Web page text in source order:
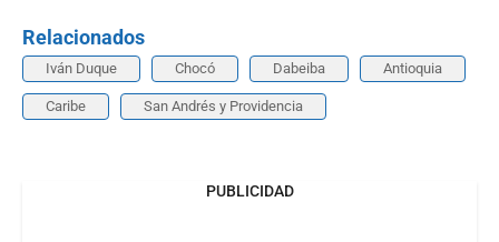
Relacionados
Iván Duque Chocó Dabeiba Antioquia
Caribe San Andrés y Providencia
PUBLICIDAD